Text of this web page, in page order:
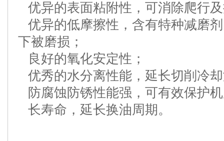
优异的表面粘附性，可消除爬行
优异的低摩擦性，含有特种减磨
下被磨损；
良好的氧化安定性；
优秀的水分离性能，延长切削冷
防腐蚀防锈性能强，可有效保护
长寿命，延长换油周期。